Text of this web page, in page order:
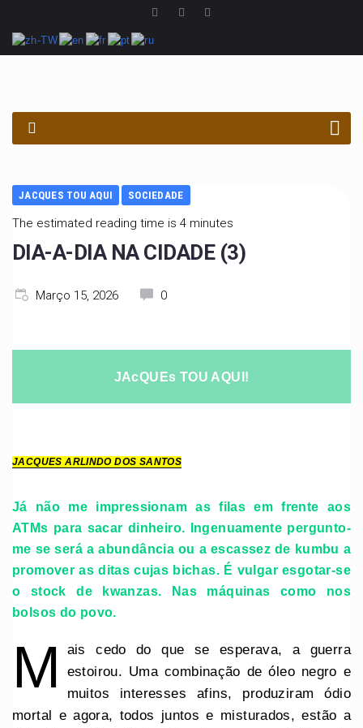
JACQUES TOU AQUI SOCIEDADE
The estimated reading time is 4 minutes
DIA-A-DIA NA CIDADE (3)
Março 15, 2026 0
JAcQUEs TOU AQUI!
JACQUES ARLINDO DOS SANTOS
Já não me impressionam as filas em frente aos
ATMs para sacar dinheiro. Ingenuamente pergunto-
me se será a abundância ou a escassez de kumbu a
promover as ditas cujas bichas. É vulgar esgotar-se
o stock de kwanzas. Nas máquinas como nos
bolsos do povo.
M
ais cedo do que se esperava, a guerra
estoirou. Uma combinação de óleo negro e
muitos interesses afins, produziram ódio
mortal e agora, todos juntos e misturados, estão a
PROCURAR